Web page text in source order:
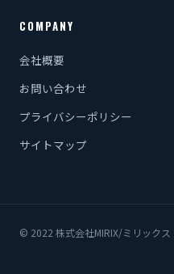
COMPANY
会社概要
お問い合わせ
プライバシーポリシー
サイトマップ
© 2022 株式会社MIRIX/ミリック